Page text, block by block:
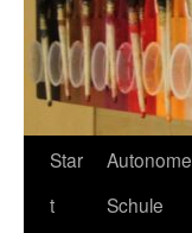
Star
t
Autonome
Schule